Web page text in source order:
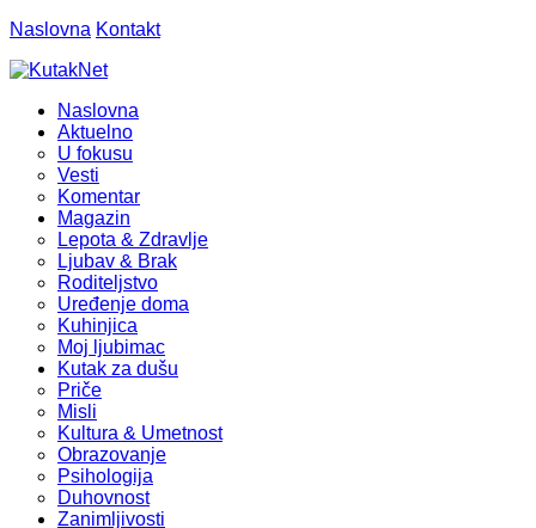
Naslovna Kontakt
Naslovna
Aktuelno
U fokusu
Vesti
Komentar
Magazin
Lepota & Zdravlje
Ljubav & Brak
Roditeljstvo
Uređenje doma
Kuhinjica
Moj ljubimac
Kutak za dušu
Priče
Misli
Kultura & Umetnost
Obrazovanje
Psihologija
Duhovnost
Zanimljivosti